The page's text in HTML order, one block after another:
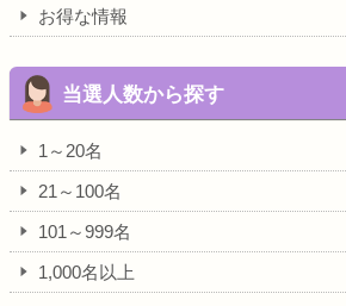
お得な情報
当選人数から探す
1～20名
21～100名
101～999名
1,000名以上